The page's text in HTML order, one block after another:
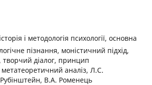
історія і методологія психології, основна
пізнання, моністичний підхід,
творчий діалог, принцип
аналіз, Л.С.
В.А. Роменець